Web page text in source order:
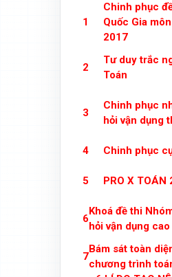
1
Chinh phục
Quốc Gia
2017
2
Tư duy trắc
Toán
3
Chinh phục
hỏi vận dụng
4
Chinh phục
5
PRO X TOÁN
6
Khoá đề thi
hỏi vận dụng cao
7
Bám sát toàn
chương trình